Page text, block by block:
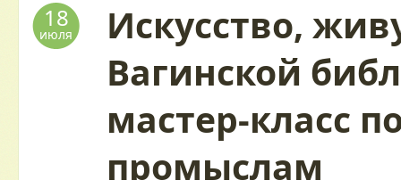
18
июля
Искусство,
Вагинской
мастер-класс
промыслам